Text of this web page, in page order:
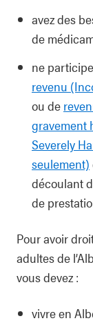
avez des
de
ne
revenu
ou de
gravement
Severely
seulement)
découlant
de
Pour avoir
adultes de
vous devez :
vivre en